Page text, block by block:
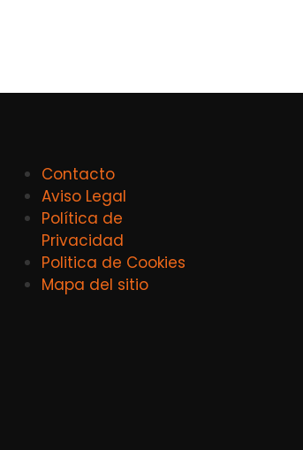
Contacto
Aviso Legal
Política de
Privacidad
Politica de Cookies
Mapa del sitio